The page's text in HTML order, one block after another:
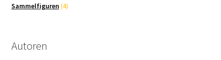
Produkte
Sammelfiguren 44
Autoren